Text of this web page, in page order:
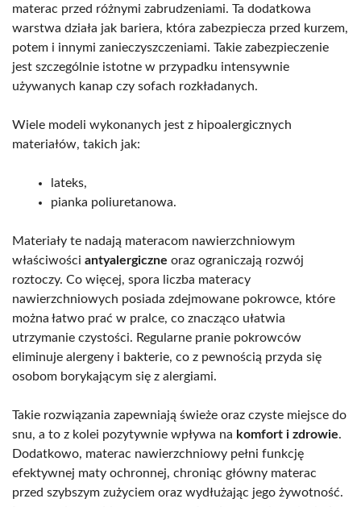
materac przed różnymi zabrudzeniami. Ta dodatkowa
warstwa działa jak bariera, która zabezpiecza przed kurzem,
potem i innymi zanieczyszczeniami. Takie zabezpieczenie
jest szczególnie istotne w przypadku intensywnie
używanych kanap czy sofach rozkładanych.
Wiele modeli wykonanych jest z hipoalergicznych
materiałów, takich jak:
lateks,
pianka poliuretanowa.
Materiały te nadają materacom nawierzchniowym
właściwości antyalergiczne oraz ograniczają rozwój
roztoczy. Co więcej, spora liczba materacy
nawierzchniowych posiada zdejmowane pokrowce, które
można łatwo prać w pralce, co znacząco ułatwia
utrzymanie czystości. Regularne pranie pokrowców
eliminuje alergeny i bakterie, co z pewnością przyda się
osobom borykającym się z alergiami.
Takie rozwiązania zapewniają świeże oraz czyste miejsce do
snu, a to z kolei pozytywnie wpływa na komfort i zdrowie.
Dodatkowo, materac nawierzchniowy pełni funkcję
efektywnej maty ochronnej, chroniąc główny materac
przed szybszym zużyciem oraz wydłużając jego żywotność.